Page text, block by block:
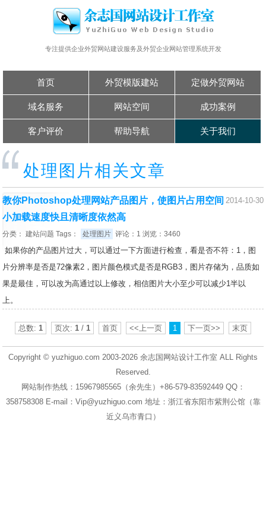
专注提供企业外贸网站建设服务及外贸企业网站管理系统开发
首页 外贸模版建站 定做外贸网站
域名服务 网站空间 成功案例
客户评价 帮助导航 关于我们
处理图片相关文章
2014-10-30
教你Photoshop处理网站产品图片，使图片占用空间
小加载速度快且清晰度依然高
分类：建站问题 Tags： 处理图片 评论：1 浏览：3460
如果你的产品图片过大，可以通过一下方面进行检查，看是否不符：1，图
片分辨率是否是72像素2，图片颜色模式是否是RGB3，图片存储为，品质如
果是最佳，可以改为高通过以上修改，相信图片大小至少可以减少1半以
上。
总数: 1 页次: 1 / 1 首页 <<上一页 1 下一页>> 末页
Copyright © yuzhiguo.com 2003-2026 余志国网站设计工作室 ALL Rights
Reserved.
网站制作热线：15967985565（余先生）+86-579-83592449 QQ：
358758308 E-mail：Vip@yuzhiguo.com 地址：浙江省东阳市紫荆公馆（靠
近义乌市青口）